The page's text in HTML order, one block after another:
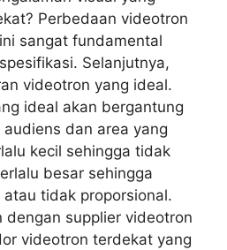
Perbedaan videotron
sangat fundamental
Selanjutnya,
videotron yang ideal.
ideal akan bergantung
dan area yang
kecil sehingga tidak
besar sehingga
tidak proporsional.
dengan supplier videotron
videotron terdekat yang